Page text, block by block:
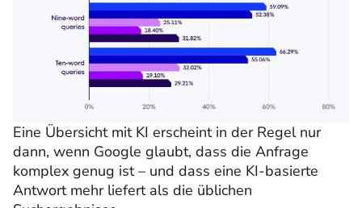
Eine Übersicht mit KI erscheint in der Regel nur
dann, wenn Google glaubt, dass die Anfrage
komplex genug ist – und dass eine KI-basierte
Antwort mehr liefert als die üblichen